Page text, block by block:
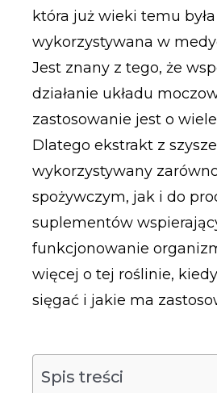
która już wieki temu była
wykorzystywana w
Jest znany z tego, że
działanie układu
zastosowanie jest o
Dlatego ekstrakt z
wykorzystywany
spożywczym, jak i do
suplementów
funkcjonowanie
więcej o tej roślinie,
sięgać i jakie ma
Spis treści